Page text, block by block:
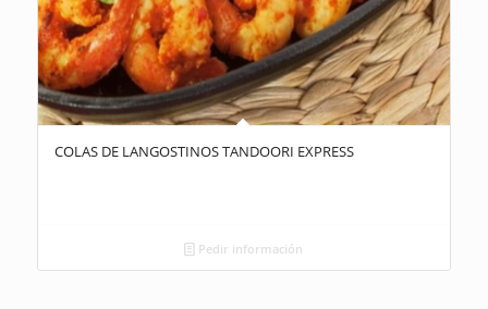
COLAS DE LANGOSTINOS TANDOORI EXPRESS
Pedir información